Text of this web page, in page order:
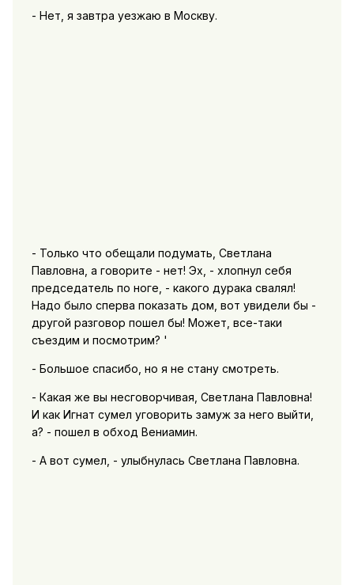
- Нет, я завтра уезжаю в Москву.
- Только что обещали подумать, Светлана
Павловна, а говорите - нет! Эх, - хлопнул себя
председатель по ноге, - какого дурака свалял!
Надо было сперва показать дом, вот увидели бы -
другой разговор пошел бы! Может, все-таки
съездим и посмотрим? '
- Большое спасибо, но я не стану смотреть.
- Какая же вы несговорчивая, Светлана Павловна!
И как Игнат сумел уговорить замуж за него выйти,
а? - пошел в обход Вениамин.
- А вот сумел, - улыбнулась Светлана Павловна.